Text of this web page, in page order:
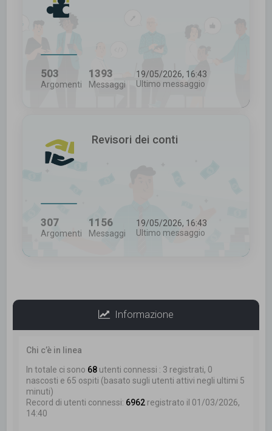
503
Argomenti
1393
Messaggi
19/05/2026, 16:43
Ultimo messaggio
Revisori dei conti
307
Argomenti
1156
Messaggi
19/05/2026, 16:43
Ultimo messaggio
Informazione
Chi c’è in linea
In totale ci sono 68 utenti connessi : 3 registrati, 0
nascosti e 65 ospiti (basato sugli utenti attivi negli ultimi 5
minuti)
Record di utenti connessi: 6962 registrato il 01/03/2026,
14:40